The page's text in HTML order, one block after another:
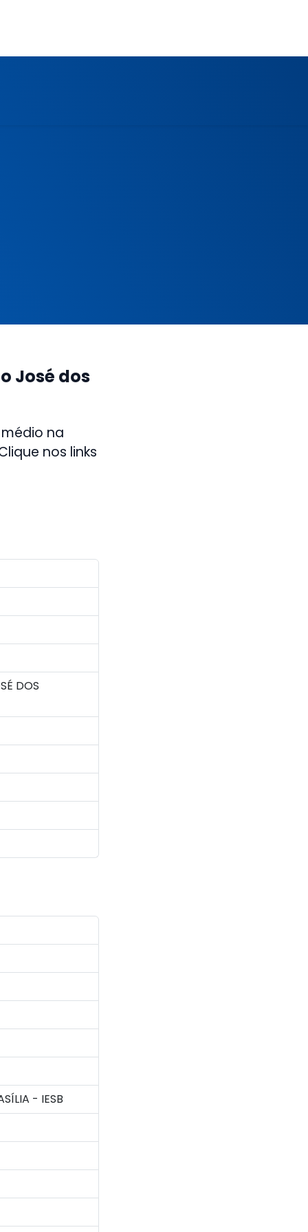
José dos
na
nos links
DOS
- IESB